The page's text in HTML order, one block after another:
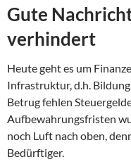
Gute
verhindert
Heute geht es um
Infrastruktur, d.h.
Betrug fehlen
Aufbewahrungsfristen
noch Luft nach oben,
Bedürftiger.